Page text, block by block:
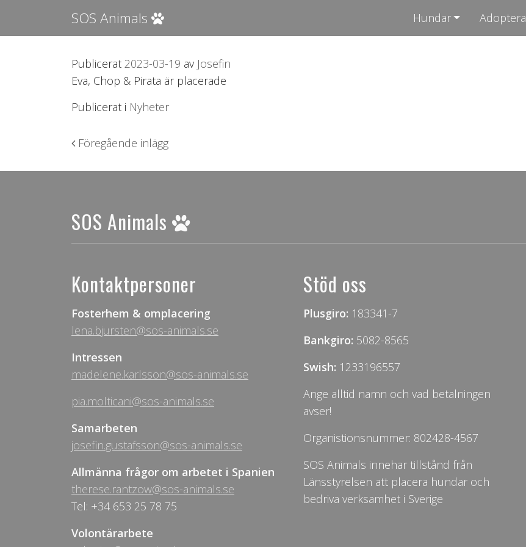
SOS Animals Hundar Adoptera
Publicerat 2023-03-19 av Josefin
Eva, Chop & Pirata är placerade
Publicerat i Nyheter
Inläggsnavigering
Föregående inlägg
SOS Animals
Kontaktpersoner
Fosterhem & omplacering
lena.bjursten@sos-animals.se
Intressen
madelene.karlsson@sos-animals.se
pia.molticani@sos-animals.se
Samarbeten
josefin.gustafsson@sos-animals.se
Allmänna frågor om arbetet i Spanien
therese.rantzow@sos-animals.se
Tel: +34 653 25 78 75
Volontärarbete
Stöd oss
Plusgiro: 183341-7
Bankgiro: 5082-8565
Swish: 1233196557
Ange alltid namn och vad betalningen
avser!
Organistionsnummer: 802428-4567
SOS Animals innehar tillstånd från
Länsstyrelsen att placera hundar och
bedriva verksamhet i Sverige